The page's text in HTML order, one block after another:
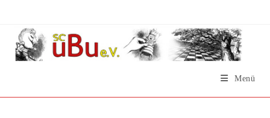
springen
Menü